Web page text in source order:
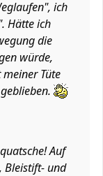
ich
Hätte ich
die
würde,
Tüte
Auf
Bleistift- und